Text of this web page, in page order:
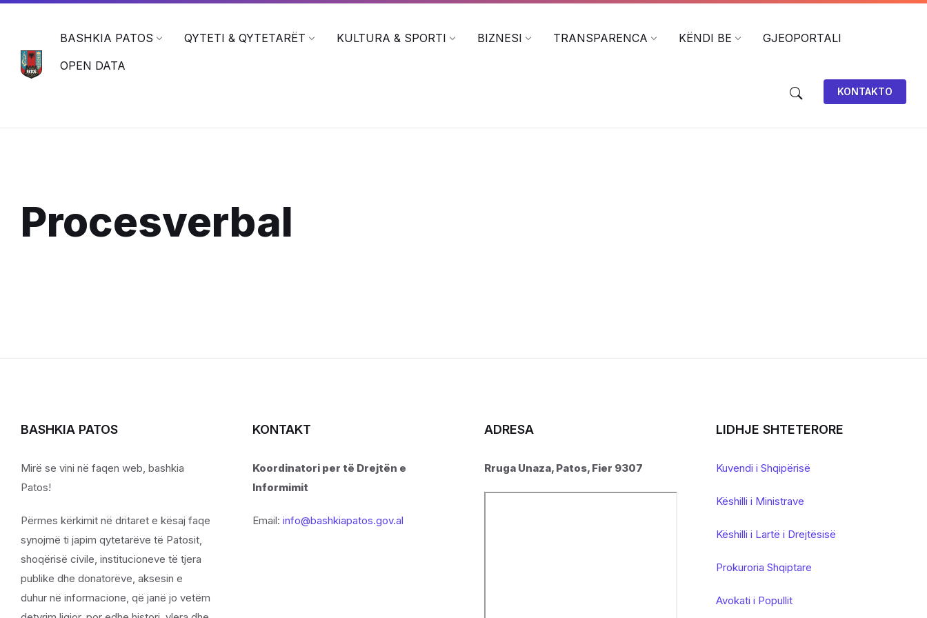
Skip
Skip
Skip
BASHKIA PATOS QYTETI & QYTETARËT KULTURA & SPORTI BIZNESI TRANSPARENCA KËNDI BE
GJEOPORTALI
OPEN DATA
KONTAKTO
Procesverbal
BASHKIA PATOS
Mirë se vini në faqen web, bashkia
Patos!
Përmes kërkimit në dritaret e kësaj faqe
synojmë ti japim qytetarëve të Patosit,
shoqërisë civile, institucioneve të tjera
publike dhe donatorëve, aksesin e
duhur në informacione, që janë jo vetëm
KONTAKT
Koordinatori per të Drejtën e
Informimit
Email: info@bashkiapatos.gov.al
ADRESA
Rruga Unaza, Patos, Fier 9307
LIDHJE SHTETERORE
Kuvendi i Shqipërisë
Këshilli i Ministrave
Këshilli i Lartë i Drejtësisë
Prokuroria Shqiptare
Avokati i Popullit